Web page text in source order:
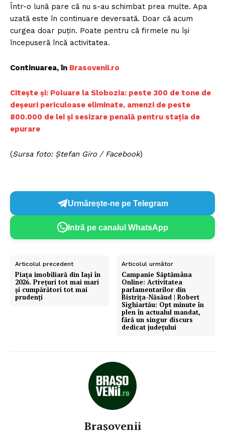
Într-o lună pare că nu s-au schimbat prea multe. Apa
uzată este în continuare deversată. Doar că acum
curgea doar puțin. Poate pentru că firmele nu își
începuseră încă activitatea.
Continuarea, în Brasovenii.ro
Citește și: Poluare la Slobozia: peste 300 de tone de
deșeuri periculoase eliminate, amenzi de peste
800.000 de lei și sesizare penală pentru stația de
epurare
(Sursa foto: Ștefan Giro / Facebook)
Urmărește-ne pe Telegram
Intră pe canalul WhatsApp
Articolul precedent
Piața imobiliară din Iași în
2026. Prețuri tot mai mari
și cumpărători tot mai
prudenți
Articolul următor
Campanie Săptămâna
Online: Activitatea
parlamentarilor din
Bistrița-Năsăud | Robert
Sighiartău: Opt minute în
plen în actualul mandat,
fără un singur discurs
dedicat județului
Brașovenii